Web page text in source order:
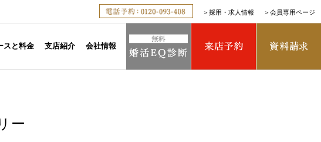
＞ 採用・求人情報 ＞ 会員専用ページ
スと料金 支店紹介 会社情報
ー